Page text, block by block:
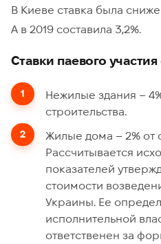
В Киеве ставка была
А в 2019 составила 3,2%.
Ставки паевого участия
Нежилые здания –
строительства.
Жилые дома – 2% от
Рассчитывается
показателей
стоимости
Украины. Ее
исполнительной
ответственен за